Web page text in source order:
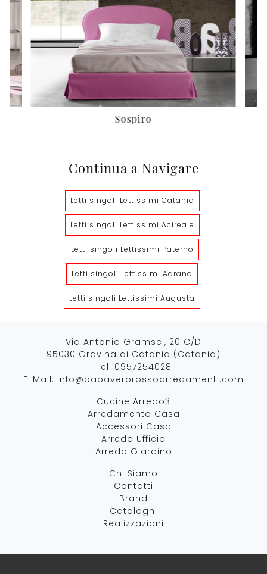
Sospiro
Continua a Navigare
Letti singoli Lettissimi Catania
Letti singoli Lettissimi Acireale
Letti singoli Lettissimi Paternò
Letti singoli Lettissimi Adrano
Letti singoli Lettissimi Augusta
Via Antonio Gramsci, 20 C/D
95030 Gravina di Catania (Catania)
Tel: 0957254028
E-Mail: info@papaverorossoarredamenti.com
Cucine Arredo3
Arredamento Casa
Accessori Casa
Arredo Ufficio
Arredo Giardino
Chi Siamo
Contatti
Brand
Cataloghi
Realizzazioni